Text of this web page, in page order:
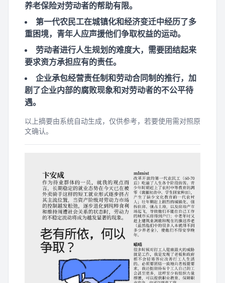
养老保险对劳动者的帮助有限。
第一代农民工在城镇化和经济变迁中经历了多
重困境，青年人应声援他们争取权益的运动。
劳动者进行人生规划的难度大，需要团结起来
要求资方承担应有的责任。
企业承包经营责任制和劳动合同制的推行，加
剧了企业内部的腐败现象和对劳动者的不公平待
遇。
以上摘要由系统自动生成，仅供参考，若要使用需对照原
文确认。